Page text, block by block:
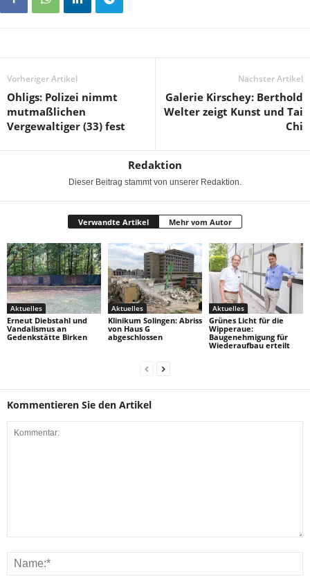
Vorheriger Artikel
Ohligs: Polizei nimmt
mutmaßlichen
Vergewaltiger (33) fest
Nächster Artikel
Galerie Kirschey: Berthold
Welter zeigt Kunst und Tai
Chi
Redaktion
Dieser Beitrag stammt von unserer Redaktion.
Verwandte Artikel Mehr vom Autor
Aktuelles
Erneut Diebstahl und
Vandalismus an
Gedenkstätte Birken
Aktuelles
Klinikum Solingen: Abriss
von Haus G
abgeschlossen
Aktuelles
Grünes Licht für die
Wipperaue:
Baugenehmigung für
Wiederaufbau erteilt
Kommentieren Sie den Artikel